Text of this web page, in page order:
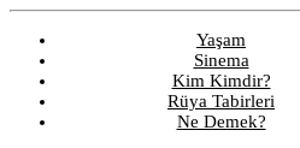
Yaşam
Sinema
Kim Kimdir?
Rüya Tabirleri
Ne Demek?